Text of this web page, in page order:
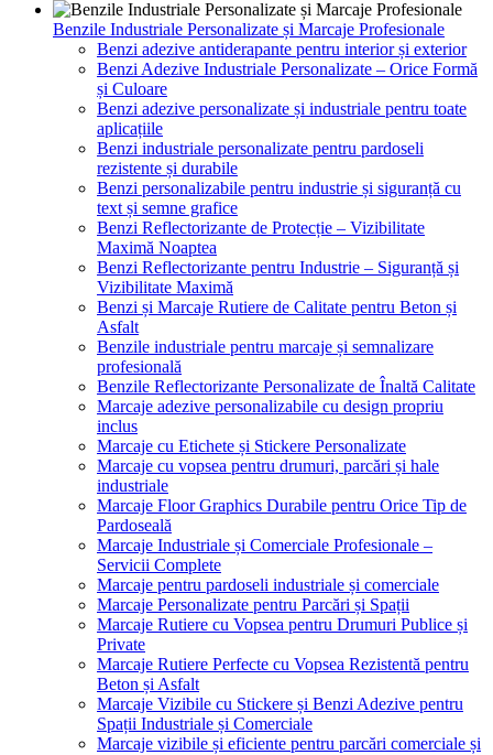
Benzile Industriale Personalizate și Marcaje Profesionale
Benzi adezive antiderapante pentru interior și exterior
Benzi Adezive Industriale Personalizate – Orice Formă
și Culoare
Benzi adezive personalizate și industriale pentru toate
aplicațiile
Benzi industriale personalizate pentru pardoseli
rezistente și durabile
Benzi personalizabile pentru industrie și siguranță cu
text și semne grafice
Benzi Reflectorizante de Protecție – Vizibilitate
Maximă Noaptea
Benzi Reflectorizante pentru Industrie – Siguranță și
Vizibilitate Maximă
Benzi și Marcaje Rutiere de Calitate pentru Beton și
Asfalt
Benzile industriale pentru marcaje și semnalizare
profesională
Benzile Reflectorizante Personalizate de Înaltă Calitate
Marcaje adezive personalizabile cu design propriu
inclus
Marcaje cu Etichete și Stickere Personalizate
Marcaje cu vopsea pentru drumuri, parcări și hale
industriale
Marcaje Floor Graphics Durabile pentru Orice Tip de
Pardoseală
Marcaje Industriale și Comerciale Profesionale –
Servicii Complete
Marcaje pentru pardoseli industriale și comerciale
Marcaje Personalizate pentru Parcări și Spații
Marcaje Rutiere cu Vopsea pentru Drumuri Publice și
Private
Marcaje Rutiere Perfecte cu Vopsea Rezistentă pentru
Beton și Asfalt
Marcaje Vizibile cu Stickere și Benzi Adezive pentru
Spații Industriale și Comerciale
Marcaje vizibile și eficiente pentru parcări comerciale și